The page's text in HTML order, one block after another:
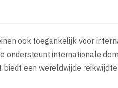
ook toegankelijk voor
ondersteunt internationale
een wereldwijde